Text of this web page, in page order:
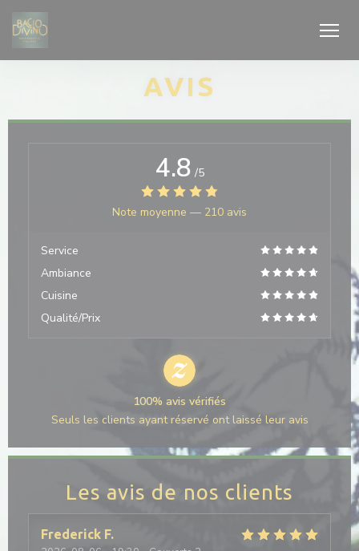
Personnalisation de vos choix en matière de cookies
AVIS
Les avis de nos clients
Frederick F
4.8 /5
Note moyenne — 210 avis
Service
Ambiance
Cuisine
Qualité/Prix
100% avis vérifiés
Seuls les clients ayant réservé ont laissé leur avis